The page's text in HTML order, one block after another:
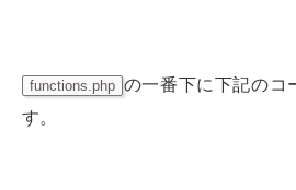
functions.php の一番下に下記のコ
す。